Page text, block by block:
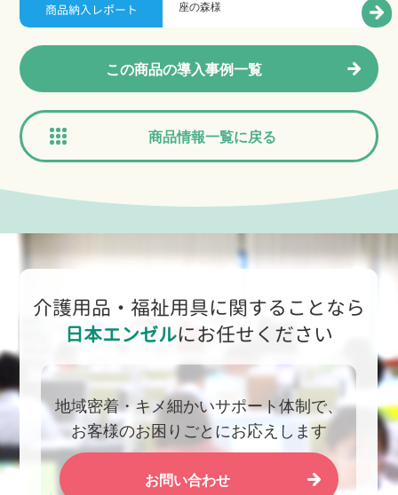
商品納入レポート
座の森様
この商品の導⼊事例⼀覧
商品情報一覧に戻る
介護用品・福祉用具に関することなら
日本エンゼルにお任せください
地域密着・キメ細かいサポート体制で、
お客様のお困りごとにお応えします
お問い合わせ